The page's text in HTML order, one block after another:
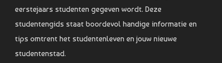
eerstejaars studenten gegeven wordt. Deze
studentengids staat boordevol handige informatie en
tips omtrent het studentenleven en jouw nieuwe
studentenstad.